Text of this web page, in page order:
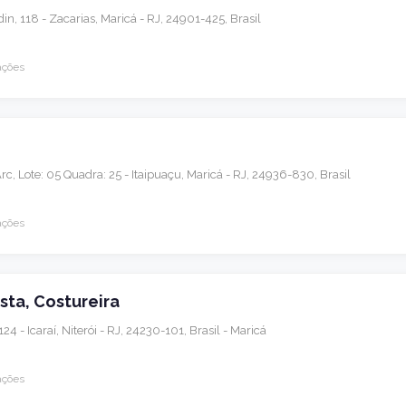
118 - Zacarias, Maricá - RJ, 24901-425, Brasil
Lote: 05 Quadra: 25 - Itaipuaçu, Maricá - RJ, 24936-830, Brasil
Costureira
- Icaraí, Niterói - RJ, 24230-101, Brasil - Maricá